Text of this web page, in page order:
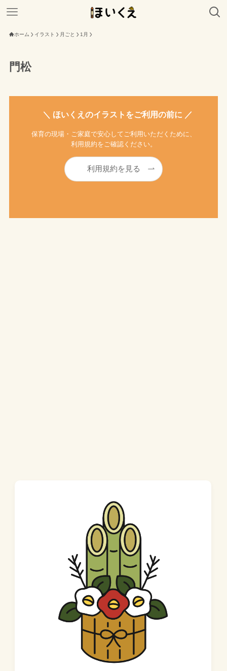
ホーム イラスト 月ごと 1月
門松
＼ ほいくえのイラストをご利用の前に ／
保育の現場・ご家庭で安心してご利用いただくために、
利用規約をご確認ください。
利用規約を見る